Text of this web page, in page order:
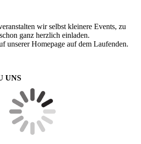
wir selbst kleinere Events, zu
ganz herzlich einladen.
unserer Homepage auf dem Laufenden.
UNS